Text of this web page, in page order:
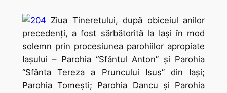
Ziua Tineretului, după obiceiul anilor
precedenți, a fost sărbătorită la Iași în mod
solemn prin procesiunea parohiilor apropiate
Iașului – Parohia “Sfântul Anton” şi Parohia
“Sfânta Tereza a Pruncului Isus” din Iaşi;
Parohia Tomeşti; Parohia Dancu şi Parohia